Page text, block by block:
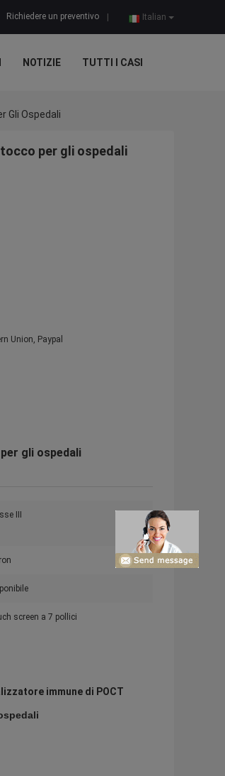
Italian
Richiedere un preventivo
NOTIZIE TUTTI I CASI
Gli Ospedali
per gli ospedali
Union, Paypal
gli ospedali
III
screen a 7 pollici
immune di POCT